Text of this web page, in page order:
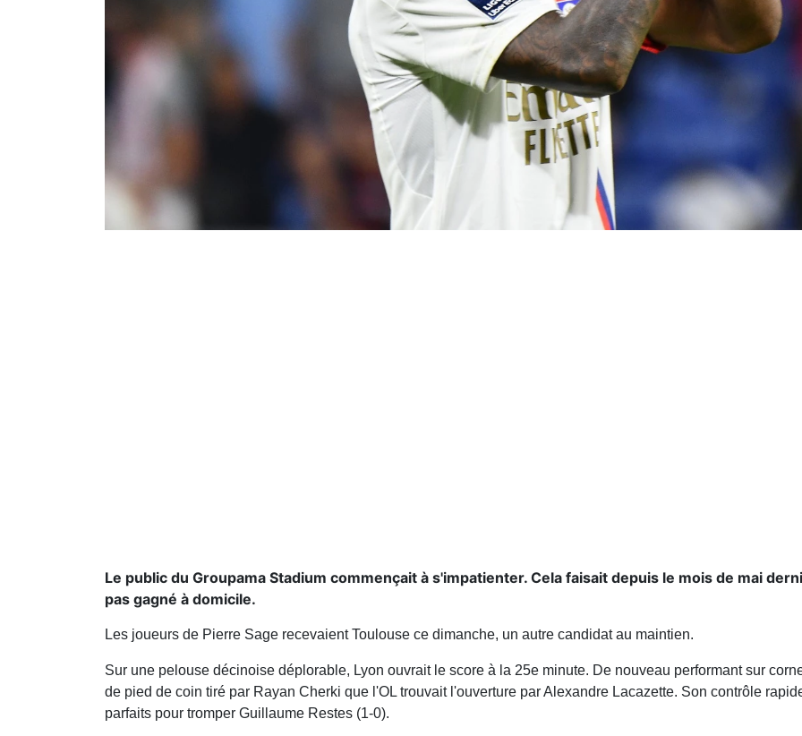
Le public du Groupama Stadium commençait à s'impatienter. Cela faisait depuis le mois de mai
pas gagné à domicile.
Les joueurs de Pierre Sage recevaient Toulouse ce dimanche, un autre candidat au maintien.
Sur une pelouse décinoise déplorable, Lyon ouvrait le score à la 25e minute. De nouveau performant sur
de pied de coin tiré par Rayan Cherki que l'OL trouvait l'ouverture par Alexandre Lacazette. Son contrôle
parfaits pour tromper Guillaume Restes (1-0).